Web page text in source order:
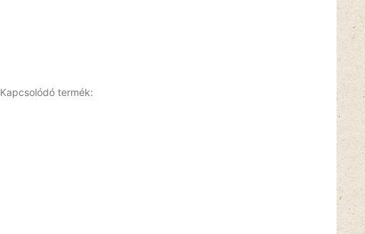
Kapcsolódó termék: